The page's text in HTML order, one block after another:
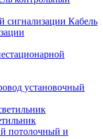
Кабель
установочный